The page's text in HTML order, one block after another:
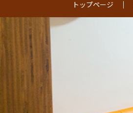
トップページ